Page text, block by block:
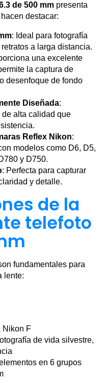
de 500 mm presenta
destacar:
: Ideal para fotografía
a larga distancia.
una excelente
la captura de
desenfoque de fondo
Diseñada:
alta calidad que
Reflex Nikon:
modelos como D6, D5,
y D750.
: Perfecta para capturar
y detalle.
de la
telefoto
fundamentales para
lente:
Nikon F
de vida silvestre,
en 6 grupos